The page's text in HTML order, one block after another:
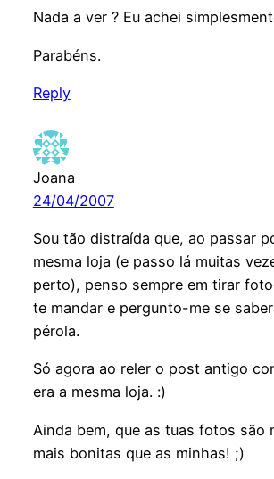
Nada a ver ? Eu achei
Parabéns.
Reply
Joana
24/04/2007
Sou tão distraída que, ao passar
mesma loja (e passo lá muitas
perto), penso sempre em tirar
te mandar e pergunto-me se
pérola.
Só agora ao reler o post antigo
era a mesma loja. :)
Ainda bem, que as tuas fotos são
mais bonitas que as minhas! ;)